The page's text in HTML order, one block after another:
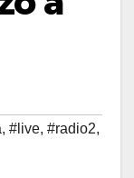
, #live, #radio2,